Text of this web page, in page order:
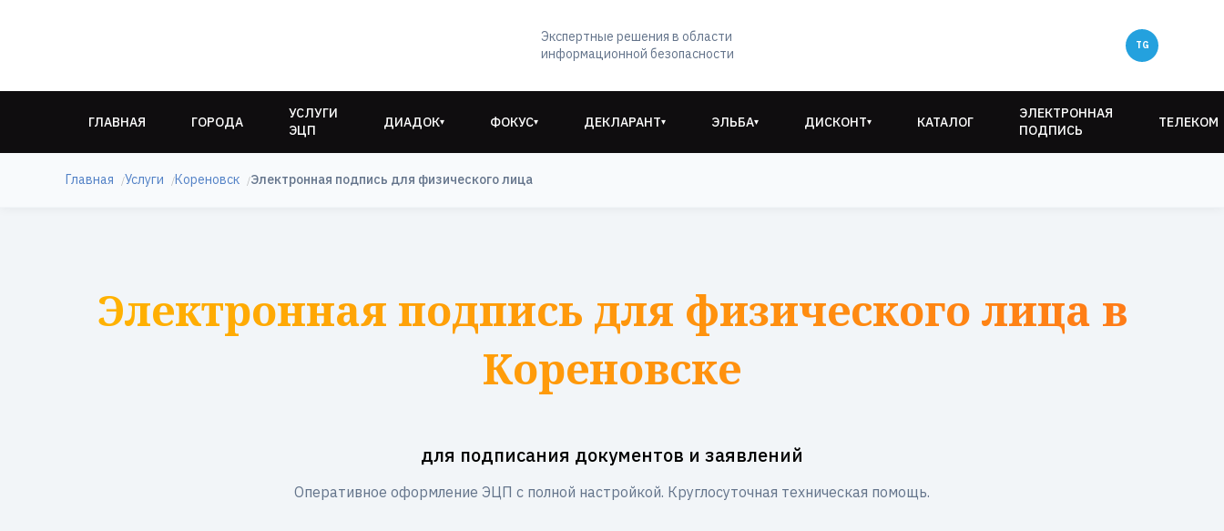
Экспертные решения в области
информационной безопасности
ГЛАВНАЯ ГОРОДА
УСЛУГИ
ЭЦП
ДИАДОК▾ ФОКУС▾ ДЕКЛАРАНТ▾ ЭЛЬБА▾ ДИСКОНТ▾ КАТАЛОГ
ЭЛЕКТРОННАЯ
ПОДПИСЬ
ТЕЛЕКОМ
Главная Услуги Кореновск Электронная подпись для физического лица
Электронная подпись для физического лица в
Кореновске
для подписания документов и заявлений
Оперативное оформление ЭЦП с полной настройкой. Круглосуточная техническая помощь.